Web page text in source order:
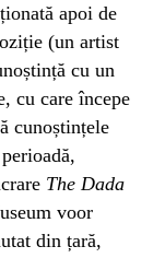
apoi de
(un artist
cu un
cu care începe
cunoștințele
The Dada
voor
din țară,